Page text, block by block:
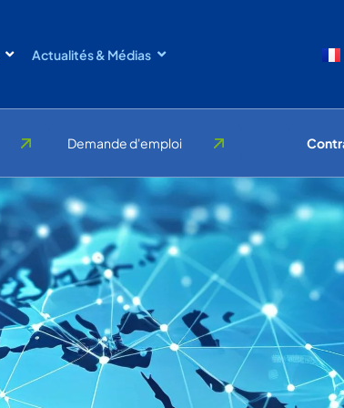
Actualités & Médias
Demande d'emploi